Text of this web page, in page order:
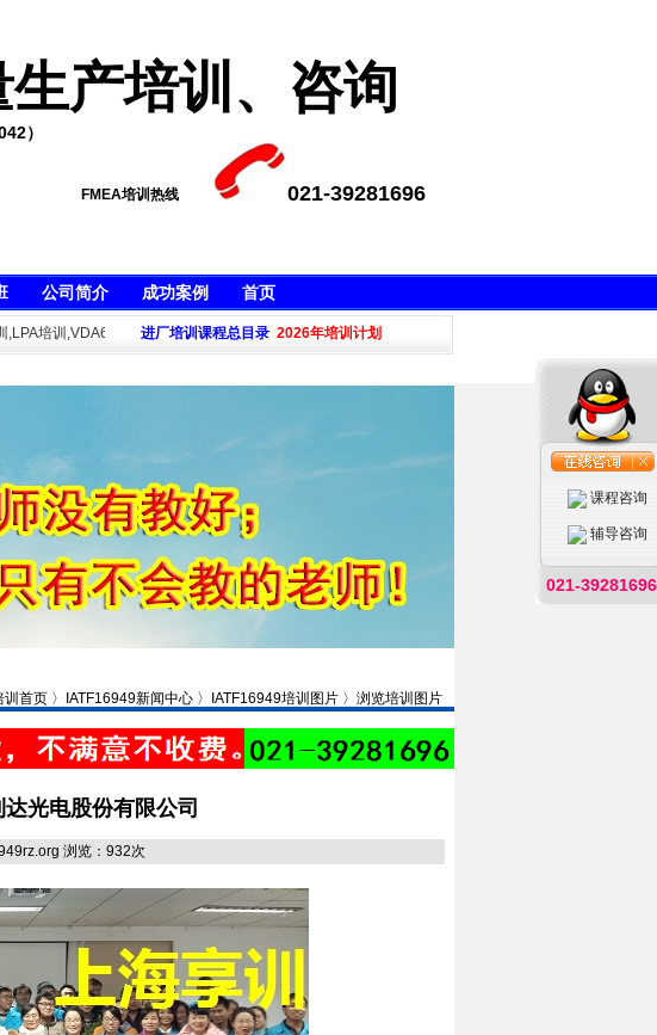
产培训、咨询
）
FMEA培训热线 021-39281696
公司简介 成功案例 首页
培训,VDA6.5培训,APQP4Wind培训等，不满意不收 ·本公司新推出五大工具培训QQ群239154895,欢
进厂培训课程总目录 2026年培训计划
首页 〉IATF16949新闻中心 〉IATF16949培训图片 〉浏览培训图片
光电股份有限公司
浏览： 932次
课程咨询
辅导咨询
021-39281696